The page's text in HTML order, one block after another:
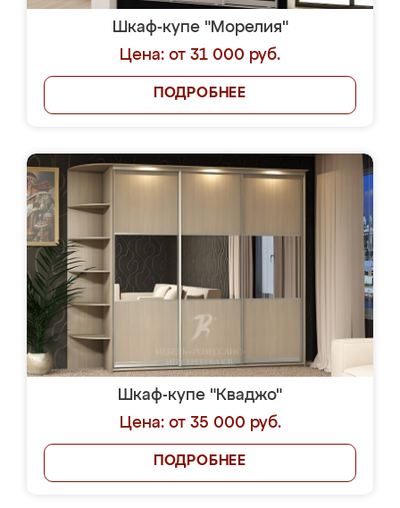
Шкаф-купе "Морелия"
Цена: от 31 000 руб.
ПОДРОБНЕЕ
Шкаф-купе "Кваджо"
Цена: от 35 000 руб.
ПОДРОБНЕЕ